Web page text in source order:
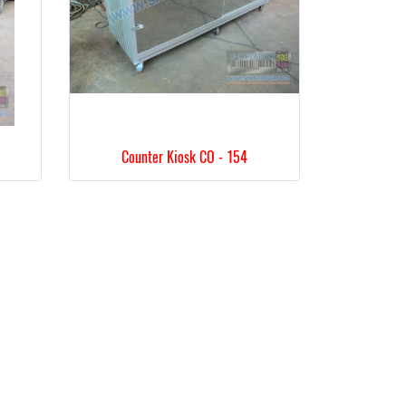
Counter Kiosk CO - 154